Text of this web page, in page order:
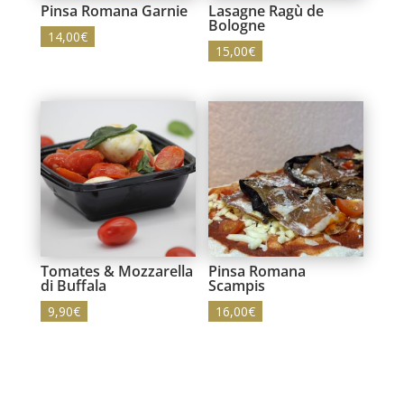
Pinsa Romana Garnie
14,00€
Lasagne Ragù de
Bologne
15,00€
Tomates & Mozzarella
di Buffala
9,90€
Pinsa Romana
Scampis
16,00€